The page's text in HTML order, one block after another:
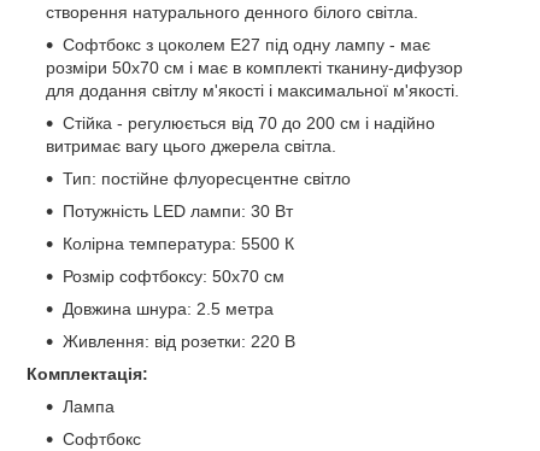
створення натурального денного білого світла.
Софтбокс з цоколем E27 під одну лампу - має
розміри 50x70 см і має в комплекті тканину-дифузор
для додання світлу м'якості і максимальної м'якості.
Стійка - регулюється від 70 до 200 см і надійно
витримає вагу цього джерела світла.
Тип: постійне флуоресцентне світло
Потужність LED лампи: 30 Вт
Колірна температура: 5500 К
Розмір софтбоксу: 50x70 см
Довжина шнура: 2.5 метра
Живлення: від розетки: 220 В
Комплектація:
Лампа
Софтбокс